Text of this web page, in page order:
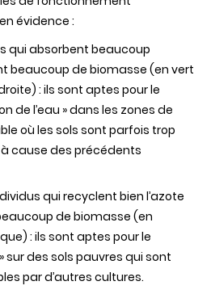
évidence :
qui absorbent beaucoup
beaucoup de biomasse (en vert
: ils sont aptes pour le
de l’eau » dans les zones de
où les sols sont parfois trop
cause des précédents
qui recyclent bien l’azote
de biomasse (en
: ils sont aptes pour le
sur des sols pauvres qui sont
par d’autres cultures.